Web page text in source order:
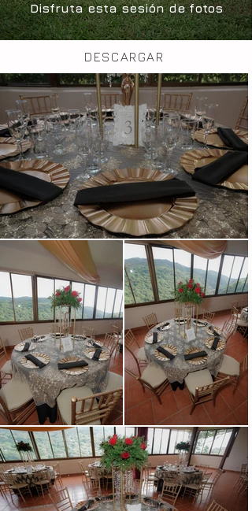
Disfruta esta sesión de fotos
DESCARGAR